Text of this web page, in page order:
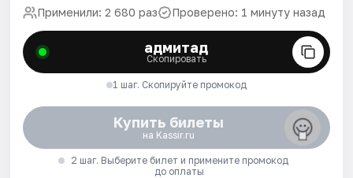
Применили: 2 680 раз Проверено: 1 минуту назад
адмитад
Скопировать
1 шаг. Скопируйте промокод
Купить билеты
на Kassir.ru
2 шаг. Выберите билет и примените промокод
до оплаты